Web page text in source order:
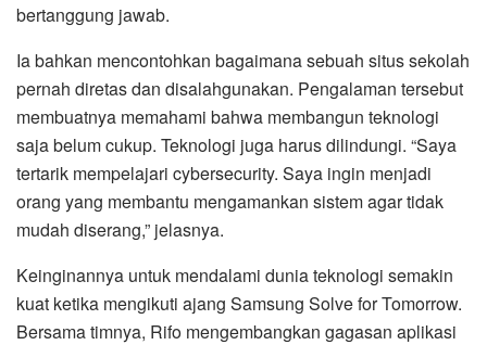
bertanggung jawab.
Ia bahkan mencontohkan bagaimana sebuah situs sekolah
pernah diretas dan disalahgunakan. Pengalaman tersebut
membuatnya memahami bahwa membangun teknologi
saja belum cukup. Teknologi juga harus dilindungi. “Saya
tertarik mempelajari cybersecurity. Saya ingin menjadi
orang yang membantu mengamankan sistem agar tidak
mudah diserang,” jelasnya.
Keinginannya untuk mendalami dunia teknologi semakin
kuat ketika mengikuti ajang Samsung Solve for Tomorrow.
Bersama timnya, Rifo mengembangkan gagasan aplikasi